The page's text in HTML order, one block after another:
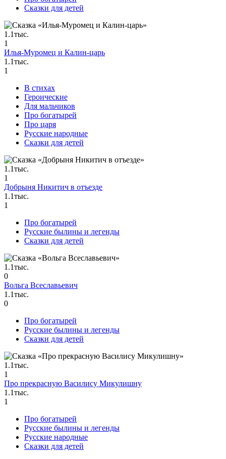
Сказки для детей
1.1тыс.
1
Илья-Муромец и Калин-царь
1.1тыс.
1
В стихах
Героические
Для мальчиков
Про богатырей
Про царя
Русские народные
Сказки для детей
1.1тыс.
1
Добрыня Никитич в отъезде
1.1тыс.
1
Про богатырей
Русские былины и легенды
Сказки для детей
1.1тыс.
0
Вольга Всеславьевич
1.1тыс.
0
Про богатырей
Русские былины и легенды
Сказки для детей
1.1тыс.
1
Про прекрасную Василису Микулишну
1.1тыс.
1
Про богатырей
Русские былины и легенды
Русские народные
Сказки для детей